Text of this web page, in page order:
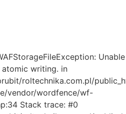
Unable
writing. in
roltechnika.com.pl/
vendor/wordfence/wf-
Stack trace: #0